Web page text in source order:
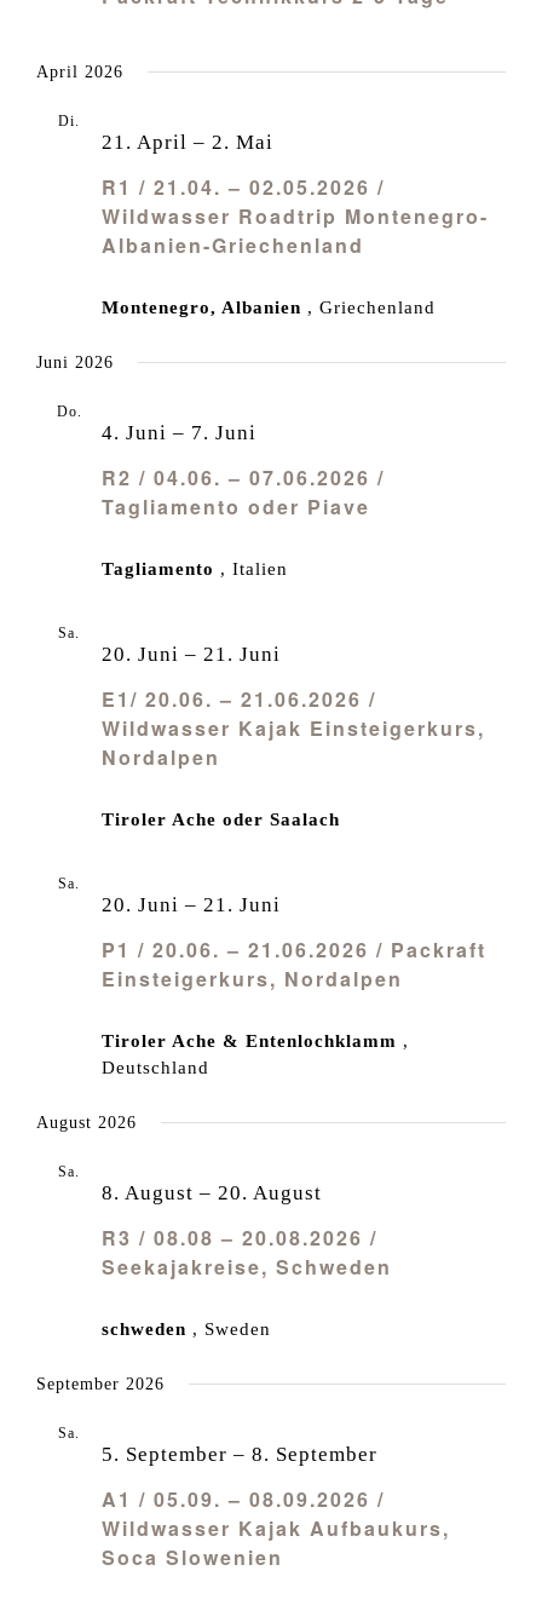
April 2026
Di.
R1 / 21.04. – 02.05.2026 /
Wildwasser Roadtrip Montenegro-
Albanien-Griechenland
21. April – 2. Mai
Montenegro, Albanien , Griechenland
Juni 2026
Do.
R2 / 04.06. – 07.06.2026 /
Tagliamento oder Piave
4. Juni – 7. Juni
Tagliamento , Italien
Sa.
E1/ 20.06. – 21.06.2026 /
Wildwasser Kajak Einsteigerkurs,
Nordalpen
20. Juni – 21. Juni
Tiroler Ache oder Saalach
Sa.
P1 / 20.06. – 21.06.2026 / Packraft
Einsteigerkurs, Nordalpen
20. Juni – 21. Juni
Tiroler Ache & Entenlochklamm ,
Deutschland
August 2026
Sa.
R3 / 08.08 – 20.08.2026 /
Seekajakreise, Schweden
8. August – 20. August
schweden , Sweden
September 2026
Sa.
A1 / 05.09. – 08.09.2026 /
Wildwasser Kajak Aufbaukurs,
Soca Slowenien
5. September – 8. September